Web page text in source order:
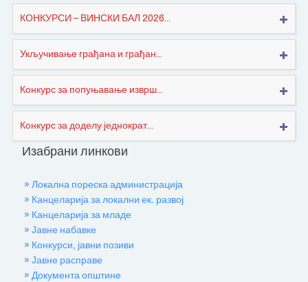
КОНКУРСИ – ВИНСКИ БАЛ 2026...
Укључивање грађана и грађан...
Конкурс за попуњавање изврш...
Конкурс за доделу једнократ...
Изабрани линкови
» Локална пореска администрација
» Канцеларија за локални ек. развој
» Канцеларија за младе
» Јавне набавке
» Конкурси, јавни позиви
» Јавне расправе
» Документа општине